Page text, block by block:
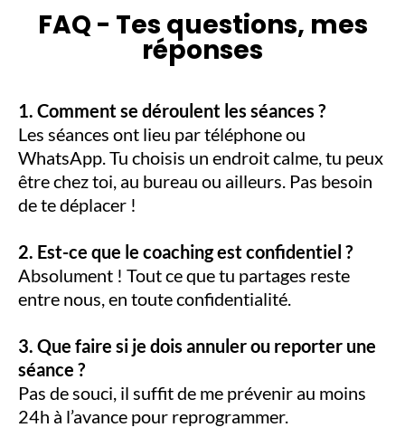
FAQ - Tes questions, mes
réponses
1. Comment se déroulent les séances ?
Les séances ont lieu par téléphone ou
WhatsApp. Tu choisis un endroit calme, tu peux
être chez toi, au bureau ou ailleurs. Pas besoin
de te déplacer !
2. Est-ce que le coaching est confidentiel ?
Absolument ! Tout ce que tu partages reste
entre nous, en toute confidentialité.
3. Que faire si je dois annuler ou reporter une
séance ?
Pas de souci, il suffit de me prévenir au moins
24h à l’avance pour reprogrammer.